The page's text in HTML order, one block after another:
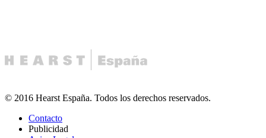
© 2016 Hearst España. Todos los derechos reservados.
Contacto
Publicidad